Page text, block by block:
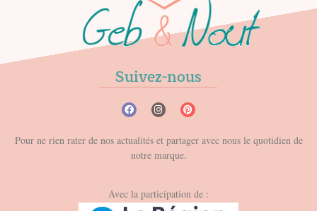
Suivez-nous
Pour ne rien rater de nos actualités et partager avec nous le quotidien de
notre marque.
Avec la participation de :